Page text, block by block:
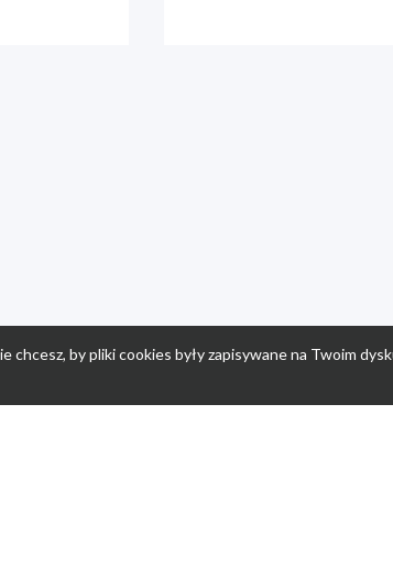
by pliki cookies były zapisywane na Twoim